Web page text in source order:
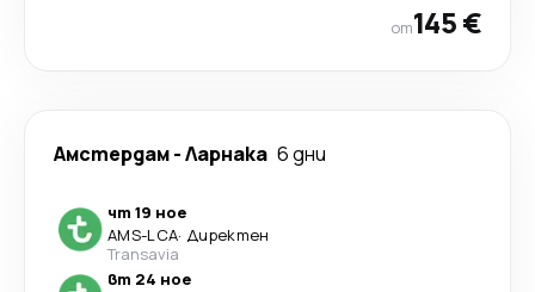
от145 €
Амстердам-Ларнака 6 дни
чт 19 ное
AMS-LCA· Директен
Transavia
вт 24 ное